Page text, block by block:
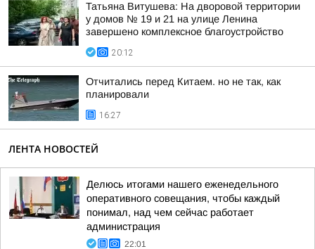
Татьяна Витушева: На дворовой территории
у домов № 19 и 21 на улице Ленина
завершено комплексное благоустройство
20:12
Отчитались перед Китаем. но не так, как
планировали
16:27
ЛЕНТА НОВОСТЕЙ
Делюсь итогами нашего еженедельного
оперативного совещания, чтобы каждый
понимал, над чем сейчас работает
администрация
22:01